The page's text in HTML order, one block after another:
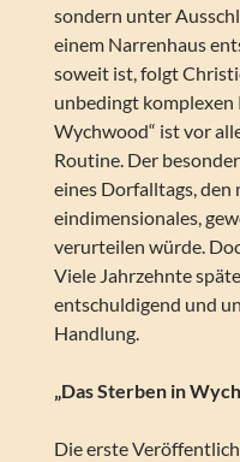
sondern unter
einem Narrenhaus
soweit ist, folgt
unbedingt komplexen
Wychwood“ ist vor
Routine. Der
eines Dorfalltags, den
eindimensionales,
verurteilen würde.
Viele Jahrzehnte
entschuldigend und
Handlung.
„Das Sterben in
Die erste